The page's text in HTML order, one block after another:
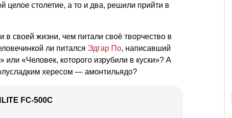
целое столетие, а то и два, решили прийти в
в своей жизни, чем питали своё творчество в
ли питался Эдгар По, написавший
«Человек, которого изрубили в куски»? А
хересом — амонтильядо?
FC-500C